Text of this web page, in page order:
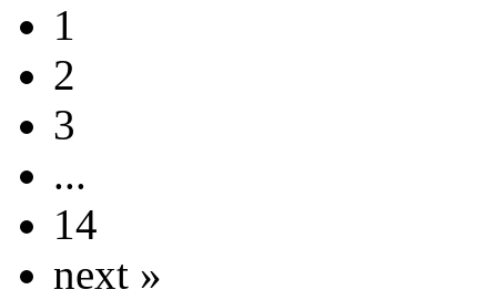
1
2
3
...
14
next »